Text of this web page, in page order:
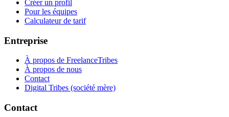
Créer un profil
Pour les équipes
Calculateur de tarif
Entreprise
À propos de FreelanceTribes
À propos de nous
Contact
Digital Tribes (société mère)
Contact